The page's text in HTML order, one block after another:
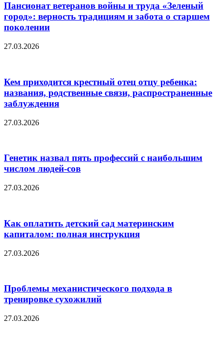
Пансионат ветеранов войны и труда «Зеленый
город»: верность традициям и забота о старшем
поколении
27.03.2026
Кем приходится крестный отец отцу ребенка:
названия, родственные связи, распространенные
заблуждения
27.03.2026
Генетик назвал пять профессий с наибольшим
числом людей-сов
27.03.2026
Как оплатить детский сад материнским
капиталом: полная инструкция
27.03.2026
Проблемы механистического подхода в
тренировке сухожилий
27.03.2026